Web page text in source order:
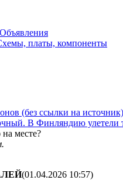
Объявления
платы, компоненты
(без ссылки на
В Финляндию улетели
месте?
(01.04.2026 10:57)